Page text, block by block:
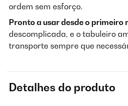
ordem sem esforço.
Pronto a usar desde o primeiro
descomplicada, e o tabuleiro
transporte sempre que
Detalhes do produto